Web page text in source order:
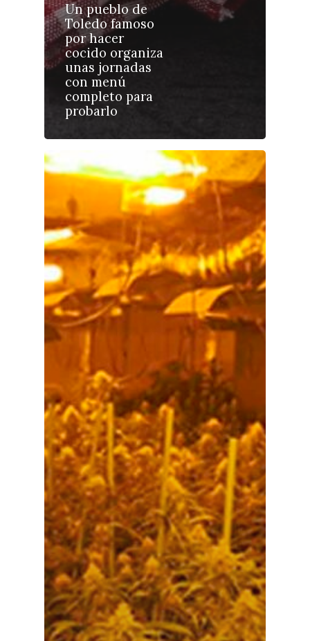
Un pueblo de
Toledo famoso
por hacer
cocido organiza
unas jornadas
con menú
completo para
probarlo
Cuenca
Guadalajara
Talavera
Cultura
Deportes
Sucesos
Medio Ambiente
Planeta Rural
Especiales
Política
Galerías